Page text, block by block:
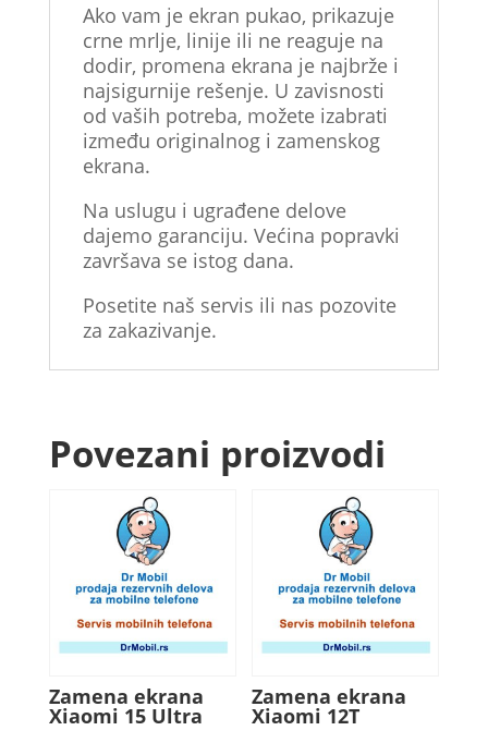
Ako vam je ekran pukao, prikazuje
crne mrlje, linije ili ne reaguje na
dodir, promena ekrana je najbrže i
najsigurnije rešenje. U zavisnosti
od vaših potreba, možete izabrati
između originalnog i zamenskog
ekrana.
Na uslugu i ugrađene delove
dajemo garanciju. Većina popravki
završava se istog dana.
Posetite naš servis ili nas pozovite
za zakazivanje.
Povezani proizvodi
Zamena ekrana
Xiaomi 15 Ultra
Zamena ekrana
Xiaomi 12T